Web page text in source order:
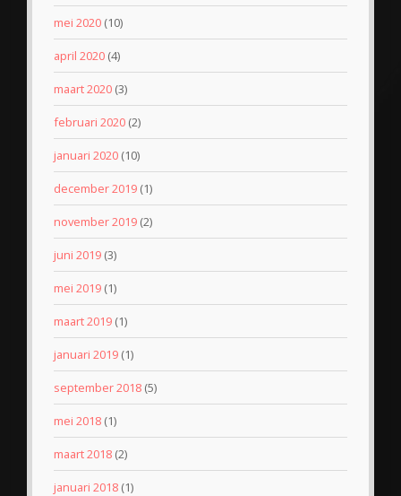
mei 2020 (10)
april 2020 (4)
maart 2020 (3)
februari 2020 (2)
januari 2020 (10)
december 2019 (1)
november 2019 (2)
juni 2019 (3)
mei 2019 (1)
maart 2019 (1)
januari 2019 (1)
september 2018 (5)
mei 2018 (1)
maart 2018 (2)
januari 2018 (1)